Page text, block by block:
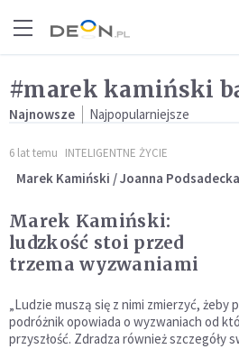
#marek kamiński
Najnowsze Najpopularniejsze
6 lat temu INTELIGENTNE ŻYCIE
Marek Kamiński / Joanna Podsadecka
Marek Kamiński:
ludzkość stoi przed
trzema wyzwaniami
„Ludzie muszą się z nimi zmierzyć, żeby
podróżnik opowiada o wyzwaniach od
przyszłość. Zdradza również szczegóły